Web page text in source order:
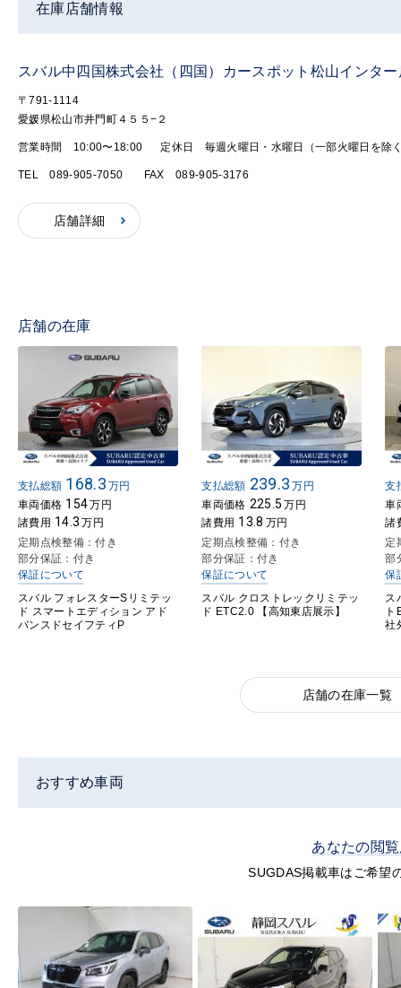
在庫店舗情報
スバル中四国株式会社（四国）カースポット松山インター
〒791-1114
愛媛県松山市井門町４５５−２
営業時間 10:00〜18:00 定休日 毎週火曜日・水曜日（一部火曜日を除
TEL 089-905-7050 FAX 089-905-3176
店舗詳細
店舗の在庫
支払総額 168.3 万円
車両価格 154万円
諸費用 14.3 万円
定期点検整備：付き
部分保証：付き
保証について
スバル フォレスターSリミテッ
ド スマートエディション アド
バンスドセイフティP
支払総額 239.3 万円
車両価格 225.5 万円
諸費用 13.8 万円
定期点検整備：付き
部分保証：付き
保証について
スバル クロストレックリミテッ
ド ETC2.0 【高知東店展示】
支
車
諸
定
部
保
ス
社
店舗の在庫一覧
おすすめ車両
あなたの閲
SUGDAS掲載車はご希望